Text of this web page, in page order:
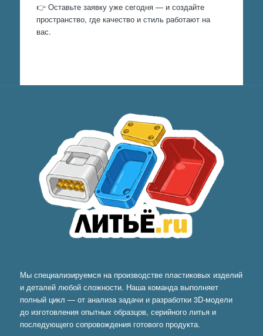
👉 Оставьте заявку уже сегодня — и создайте
пространство, где качество и стиль работают на
вас.
Мы специализируемся на производстве пластиковых изделий
и деталей любой сложности. Наша команда выполняет
полный цикл — от анализа задачи и разработки 3D-модели
до изготовления опытных образцов, серийного литья и
последующего сопровождения готового продукта.